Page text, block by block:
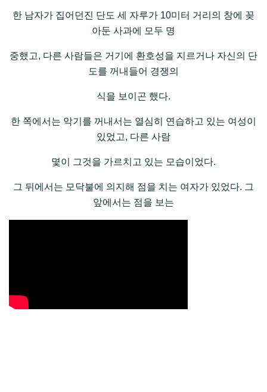
한 남자가 집어던진 단도 세 자루가 10미터 거리의 창에 꽂
아둔 사과에 모두 명
중했고, 다른 사람들은 거기에 환호성을 지르거나 자신의 단
도를 꺼내들어 경쟁의
식을 보이곤 했다.
한 쪽에서는 악기를 꺼내서는 열심히 연습하고 있는 여성이
있었고, 다른 사람
몇이 그것을 가르치고 있는 모습이었다.
그 뒤에서는 모닥불에 의지해 점을 치는 여자가 있었다. 그
앞에서는 점을 보는